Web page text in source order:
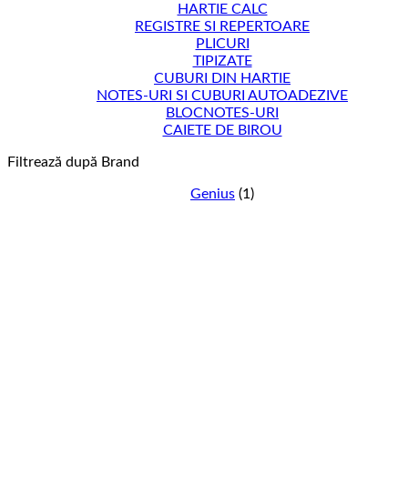
HARTIE CALC
REGISTRE SI REPERTOARE
PLICURI
TIPIZATE
CUBURI DIN HARTIE
NOTES-URI SI CUBURI AUTOADEZIVE
BLOCNOTES-URI
CAIETE DE BIROU
Filtrează după Brand
Genius (1)